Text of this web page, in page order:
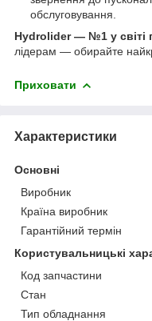
обслуговування.
Hydrolider — №1 у світі
лідерам — обирайте
Приховати
Характеристики
Основні
Виробник
Країна виробник
Гарантійний термін
Користувальницькі
Код запчастини
Стан
Тип обладнання